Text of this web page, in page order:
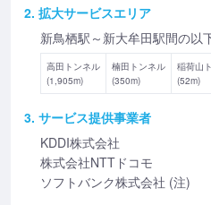
2. 拡大サービスエリア
新鳥栖駅～新大牟田駅間の以
高田トンネル
(1,905m)
楠田トンネル
(350m)
稲荷山
(52m)
3. サービス提供事業者
KDDI株式会社
株式会社NTTドコモ
ソフトバンク株式会社 (注)